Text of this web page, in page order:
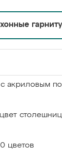
акриловым
цветов